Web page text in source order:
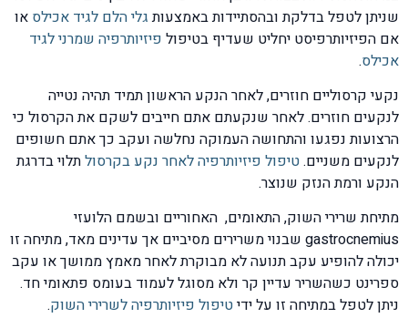
שניתן לטפל בדלקת ובהסתיידות באמצעותגלי הלם לגיד אכילס או
אם הפיזיותרפיסט יחליט שעדיף בטיפול פיזיותרפיה שמרני לגיד
אכילס.
נקעי קרסוליים חוזרים, לאחר הנקע הראשון תמיד תהיה נטייה
לנקעים חוזרים. לאחר שנקעתם אתם חייבים לשקם את הקרסול כי
הרצועות נפגעו והתחושה העמוקה נחלשה ועקב כך אתם חשופים
לנקעים משניים.טיפול פיזיותרפיה לאחר נקע בקרסולתלוי בדרגת
הנקע ורמת הנזק שנוצר.
מתיחת שרירי השוק, התאומים, האחוריים ובשמם הלועזי
gastrocnemius שבנוי משרירים מסיביים אך עדינים מאד, מתיחה זו
יכולה להופיע עקב תנועה לא מבוקרת לאחר מאמץ ממושך או עקב
ספרינט כשהשריר עדיין קר ולא מסוגל לעמוד בעומס פתאומי חד.
ניתן לטפל במתיחה זו על ידיטיפול פיזיותרפיה לשרירי השוק.